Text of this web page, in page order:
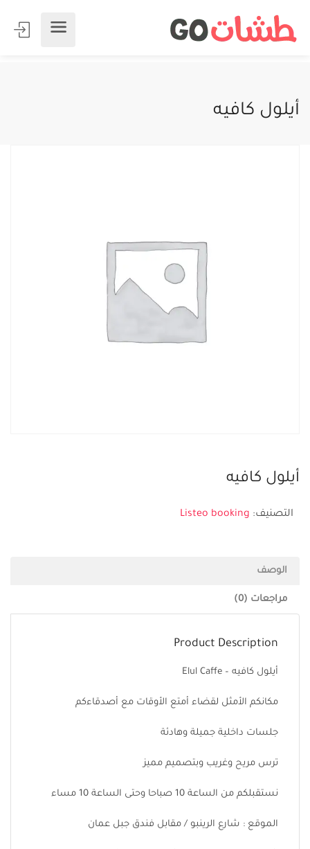
أيلول كافيه
أيلول كافيه
التصنيف: Listeo booking
الوصف
مراجعات (0)
Product Description
أيلول كافيه – Elul Caffe
مكانكم الأمثل لقضاء أمتع الأوقات مع أصدقاءكم
جلسات داخلية جميلة وهادئة
ترس مريح وغريب وبتصميم مميز
نستقبلكم من الساعة 10 صباحا وحتى الساعة 10 مساء
الموقع : شارع الرينبو / مقابل فندق جبل عمان